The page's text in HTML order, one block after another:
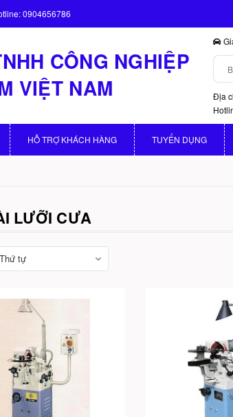
0904656786
CÔNG NGHIỆP
VIỆT NAM
Địa
HỖ TRỢ KHÁCH HÀNG TUYỂN DỤNG
LƯỠI CƯA
Thứ tự